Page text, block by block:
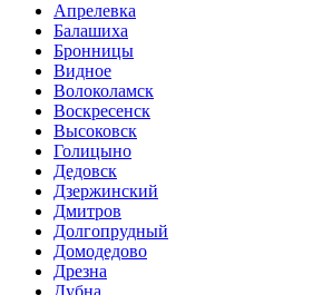
Апрелевка
Балашиха
Бронницы
Видное
Волоколамск
Воскресенск
Высоковск
Голицыно
Дедовск
Дзержинский
Дмитров
Долгопрудный
Домодедово
Дрезна
Дубна